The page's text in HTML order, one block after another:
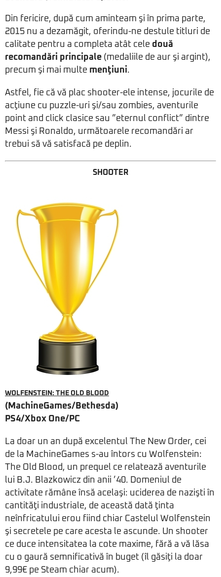
Din fericire, după cum aminteam şi în prima parte,
2015 nu a dezamăgit, oferindu-ne destule titluri de
calitate pentru a completa atât cele două
recomandări principale (medaliile de aur şi argint),
precum şi mai multe menţiuni.
Astfel, fie că vă plac shooter-ele intense, jocurile de
acţiune cu puzzle-uri şi/sau zombies, aventurile
point and click clasice sau ”eternul conflict” dintre
Messi şi Ronaldo, următoarele recomandări ar
trebui să vă satisfacă pe deplin.
SHOOTER
WOLFENSTEIN: THE OLD BLOOD
(MachineGames/Bethesda)
PS4/Xbox One/PC
La doar un an după excelentul The New Order, cei
de la MachineGames s-au întors cu Wolfenstein:
The Old Blood, un prequel ce relatează aventurile
lui B.J. Blazkowicz din anii ’40. Domeniul de
activitate rămâne însă acelaşi: uciderea de nazişti în
cantităţi industriale, de această dată ţinta
neînfricatului erou fiind chiar Castelul Wolfenstein
şi secretele pe care acesta le ascunde. Un shooter
ce duce intensitatea la cote maxime, fără a vă lăsa
cu o gaură semnificativă în buget (îl găsiţi la doar
9,99€ pe Steam chiar acum).